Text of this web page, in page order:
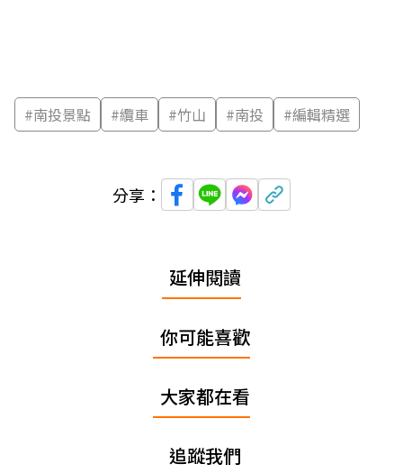
#南投景點 #纜車 #竹山 #南投 #編輯精選
分享：
延伸閱讀
你可能喜歡
大家都在看
追蹤我們